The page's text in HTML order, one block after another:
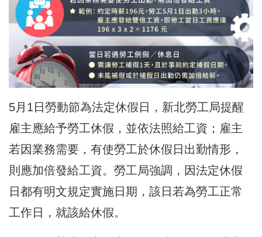
5月1日勞動節為法定休假日， 新北勞工局提醒
雇主應給予勞工休假，並依法照給工資；雇主
若因業務需要，有使勞工於休假日出勤情形，
則應加倍發給工資。勞工局強調，因法定休假
日都有明文規定實施日期，該日若為勞工正常
工作日，就該給休假。